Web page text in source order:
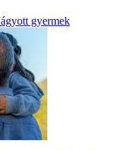
gyermek